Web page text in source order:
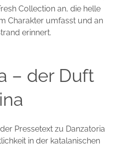
Collection an, die helle
Charakter umfasst und an
erinnert.
– der Duft
Pressetext zu Danzatoria
in der katalanischen